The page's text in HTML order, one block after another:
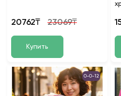
20762₸ 23069₸
Купить
0-0-12